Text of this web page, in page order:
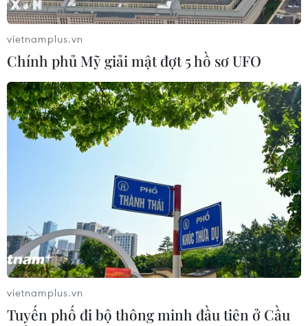
phần của ngành Ngoại giao, mà còn là mạch
nguồn cảm xúc và trách nhiệm.
(TTXVN/Vietnam+)
vietnamplus.vn
Chính phủ Mỹ giải mật đợt 5 hồ sơ UFO
vietnamplus.vn
Tuyến phố đi bộ thông minh đầu tiên ở Cầu